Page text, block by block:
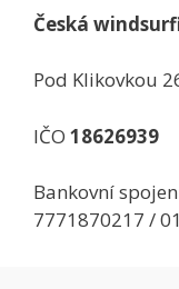
Česká
Pod Klikovkou
IČO 18626939
Bankovní
7771870217 /